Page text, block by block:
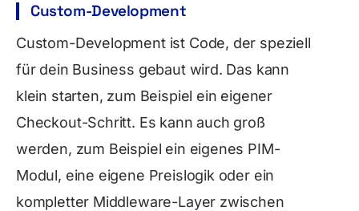
Custom-Development
Custom-Development ist Code, der speziell
für dein Business gebaut wird. Das kann
klein starten, zum Beispiel ein eigener
Checkout-Schritt. Es kann auch groß
werden, zum Beispiel ein eigenes PIM-
Modul, eine eigene Preislogik oder ein
kompletter Middleware-Layer zwischen